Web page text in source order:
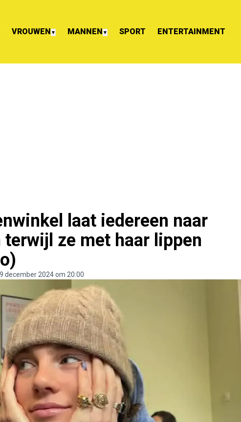
VROUWEN ▼ MANNEN ▼ SPORT ENTERTAINMENT
laat iedereen naar
terwijl ze met haar lippen
december 2024 om 20:00